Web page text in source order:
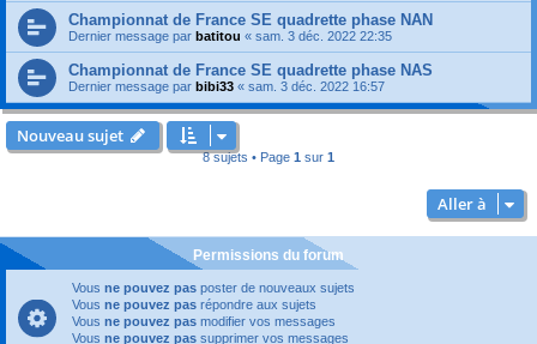
Championnat de France SE quadrette phase NAN
Dernier message par batitou « sam. 3 déc. 2022 22:35
Championnat de France SE quadrette phase NAS
Dernier message par bibi33 « sam. 3 déc. 2022 16:57
Nouveau sujet
8 sujets • Page 1 sur 1
Aller à
Permissions du forum
Vous ne pouvez pas poster de nouveaux sujets
Vous ne pouvez pas répondre aux sujets
Vous ne pouvez pas modifier vos messages
Vous ne pouvez pas supprimer vos messages